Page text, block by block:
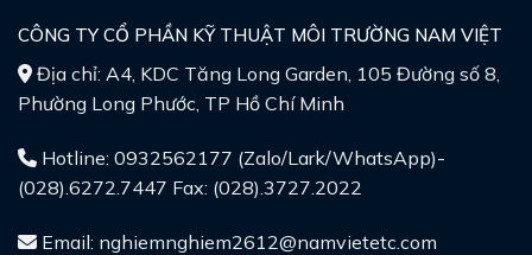
CÔNG TY CỔ PHẦN KỸ THUẬT MÔI TRƯỜNG NAM VIỆT
Địa chỉ: A4, KDC Tăng Long Garden, 105 Đường số 8,
Phường Long Phước, TP Hồ Chí Minh
Hotline: 0932562177 (Zalo/Lark/WhatsApp)-
(028).6272.7447 Fax: (028).3727.2022
Email: nghiemnghiem2612@namvietetc.com